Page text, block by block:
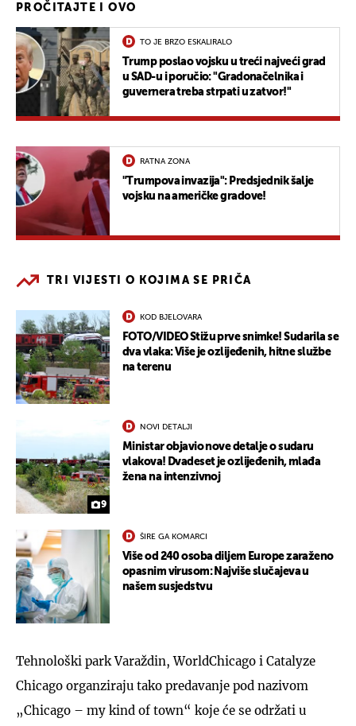
PROČITAJTE I OVO
TO JE BRZO ESKALIRALO
Trump poslao vojsku u treći najveći grad
u SAD-u i poručio: "Gradonačelnika i
guvernera treba strpati u zatvor!"
RATNA ZONA
"Trumpova invazija": Predsjednik šalje
vojsku na američke gradove!
TRI VIJESTI O KOJIMA SE PRIČA
KOD BJELOVARA
FOTO/VIDEO Stižu prve snimke! Sudarila se
dva vlaka: Više je ozlijeđenih, hitne službe
na terenu
9
NOVI DETALJI
Ministar objavio nove detalje o sudaru
vlakova! Dvadeset je ozlijeđenih, mlađa
žena na intenzivnoj
ŠIRE GA KOMARCI
Više od 240 osoba diljem Europe zaraženo
opasnim virusom: Najviše slučajeva u
našem susjedstvu
Tehnološki park Varaždin, WorldChicago i Catalyze
Chicago organziraju tako predavanje pod nazivom
„Chicago – my kind of town“ koje će se održati u